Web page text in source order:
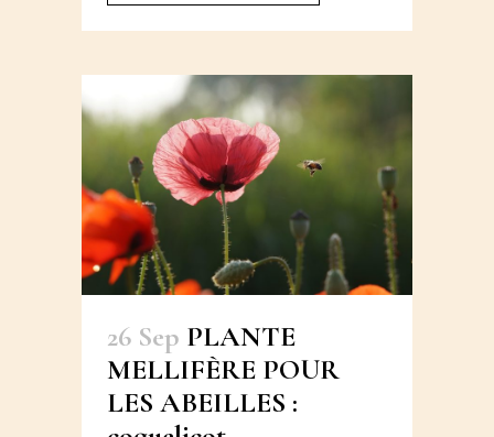
26 Sep PLANTE
MELLIFÈRE POUR
LES ABEILLES :